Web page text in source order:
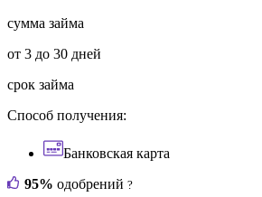
сумма займа
от 3 до 30 дней
срок займа
Способ получения:
Банковская карта
95% одобрений ?